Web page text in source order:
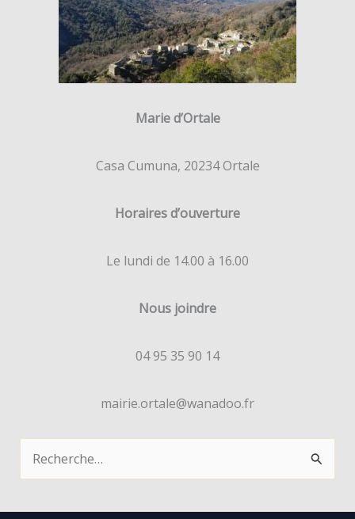
Marie d’Ortale
Casa Cumuna, 20234 Ortale
Horaires d’ouverture
Le lundi de 14.00 à 16.00
Nous joindre
04 95 35 90 14
mairie.ortale@wanadoo.fr
e